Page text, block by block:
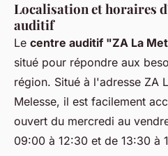
Localisation et horaires
auditif
Le centre auditif "ZA La
situé pour répondre aux
région. Situé à l'adresse ZA
Melesse, il est facilement
ouvert du mercredi au
09:00 à 12:30 et de 13:30 à